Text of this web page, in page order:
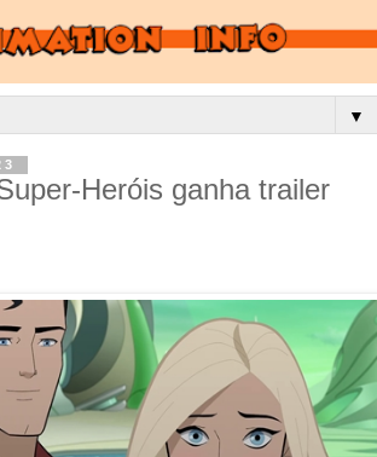
▼
Heróis ganha trailer